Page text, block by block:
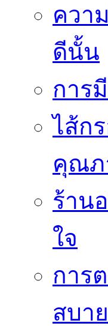
ควา
ดีนั้น
การ
ไส้ก
คุณภ
ร้าน
ใจ
การ
สบาย